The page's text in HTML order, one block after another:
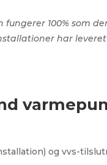
100% som
har
og vvs-